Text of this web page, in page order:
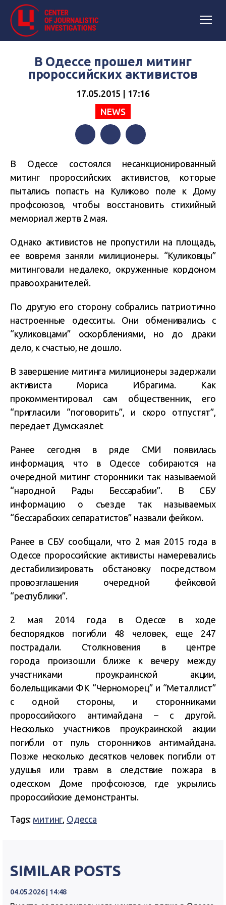
В Одессе прошел митинг
пророссийских активистов
17.05.2015 | 17:16
NEWS
В Одессе состоялся несанкционированный
митинг пророссийских активистов, которые
пытались попасть на Куликово поле к Дому
профсоюзов, чтобы восстановить стихийный
мемориал жертв 2 мая.
Однако активистов не пропустили на площадь,
ее вовремя заняли милиционеры. “Куликовцы”
митинговали недалеко, окруженные кордоном
правоохранителей.
По другую его сторону собрались патриотично
настроенные одесситы. Они обменивались с
“куликовцами” оскорблениями, но до драки
дело, к счастью, не дошло.
В завершение митинга милиционеры задержали
активиста Мориса Ибрагима. Как
прокомментировал сам общественник, его
“пригласили “поговорить”, и скоро отпустят”,
передает Думская.net
Ранее сегодня в ряде СМИ появилась
информация, что в Одессе собираются на
очередной митинг сторонники так называемой
“народной Рады Бессарабии”. В СБУ
информацию о съезде так называемых
“бессарабских сепаратистов” назвали фейком.
Ранее в СБУ сообщали, что 2 мая 2015 года в
Одессе пророссийские активисты намеревались
дестабилизировать обстановку посредством
провозглашения очередной фейковой
“республики”.
2 мая 2014 года в Одессе в ходе
беспорядков погибли 48 человек, еще 247
пострадали. Столкновения в центре
города произошли ближе к вечеру между
участниками проукраинской акции,
болельщиками ФК “Черноморец” и “Металлист”
с одной стороны, и сторонниками
пророссийского антимайдана – с другой.
Несколько участников проукраинской акции
погибли от пуль сторонников антимайдана.
Позже несколько десятков человек погибли от
удушья или травм в следствие пожара в
одесском Доме профсоюзов, где укрылись
пророссийские демонстранты.
Tags: митинг, Одесса
SIMILAR POSTS
04.05.2026 | 14:48